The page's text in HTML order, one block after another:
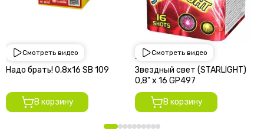
Смотреть видео
1 950 руб
Надо брать! 0,8х16 SВ 109
В корзину
Смотреть видео
2 250 руб
Звездный свет (STARLIGHT)
0,8" х 16 GP497
В корзину